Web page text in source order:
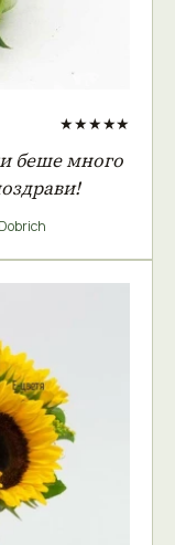
★★★★★
беше много